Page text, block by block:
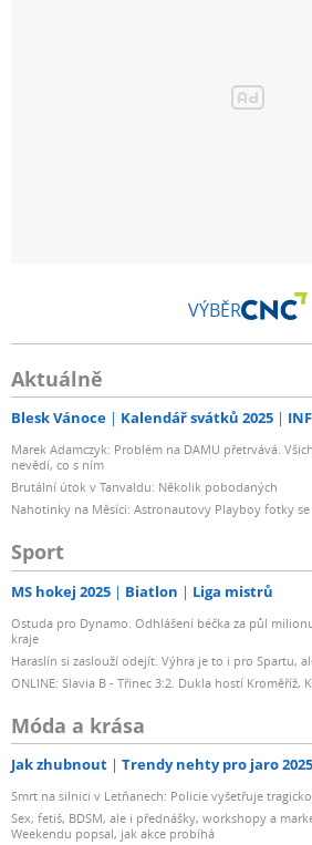
VÝBĚR
Aktuálně
Blesk Vánoce Kalendář svátků 2025
Marek Adamczyk: Problém na DAMU přetrvává.
nevědí, co s ním
Brutální útok v Tanvaldu: Několik pobodaných
Nahotinky na Měsíci: Astronautovy Playboy fotky
Sport
MS hokej 2025 Biatlon Liga mistrů
Ostuda pro Dynamo. Odhlášení béčka za půl
kraje
Haraslín si zaslouží odejít. Výhra je to i pro Spartu,
ONLINE: Slavia B - Třinec 3:2. Dukla hostí Kroměříž,
Móda a krása
Jak zhubnout Trendy nehty pro jaro 2025
Smrt na silnici v Letňanech: Policie vyšetřuje
Sex, fetiš, BDSM, ale i přednášky, workshopy a
Weekendu popsal, jak akce probíhá